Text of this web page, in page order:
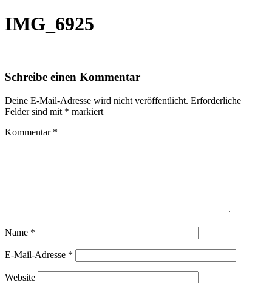
IMG_6925
Schreibe einen Kommentar
Deine E-Mail-Adresse wird nicht veröffentlicht. Erforderliche
Felder sind mit * markiert
Kommentar *
Name *
E-Mail-Adresse *
Website